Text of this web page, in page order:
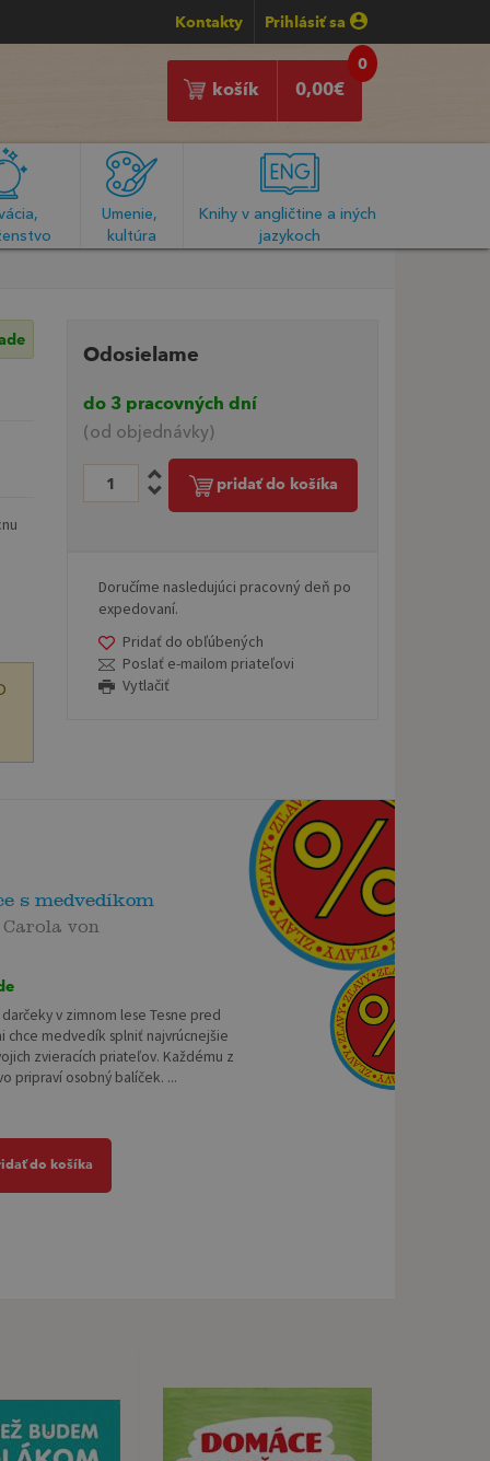
Kontakty Prihlásiť sa
0
0,00€
košík
Umenie,
kultúra
Knihy v angličtine a iných
jazykoch
Odosielame
do 3 pracovných dní
(od objednávky)
pridať do košíka
Doručíme nasledujúci pracovný deň po
expedovaní.
Pridať do obľúbených
Poslať e-mailom priateľovi
Vytlačiť
s medvedíkom
Carola von
v zimnom lese Tesne pred
chce medvedík splniť najvrúcnejšie
zvieracích priateľov. Každému z
pripraví osobný balíček. ...
do košíka